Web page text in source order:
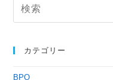
カテゴリー
BPO